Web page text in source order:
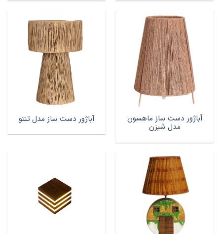
آباژور دست ساز ماهسون
مدل شیزن
آباژور دست ساز مدل تنتو